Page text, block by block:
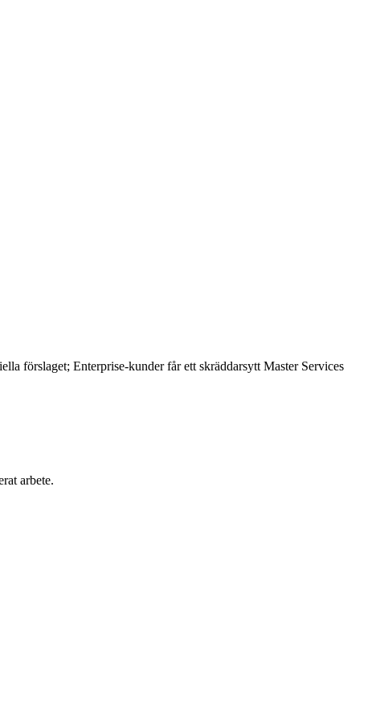
förslaget; Enterprise-kunder får ett skräddarsytt Master Services
arbete.